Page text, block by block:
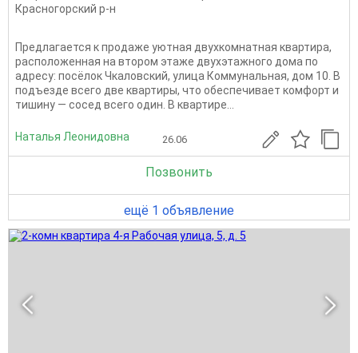
Красногорский р-н
Предлагается к продаже уютная двухкомнатная квартира,
расположенная на втором этаже двухэтажного дома по
адресу: посёлок Чкаловский, улица Коммунальная, дом 10. В
подъезде всего две квартиры, что обеспечивает комфорт и
тишину — сосед всего один. В квартире...
Наталья Леонидовна 26.06
Позвонить
ещё 1 объявление